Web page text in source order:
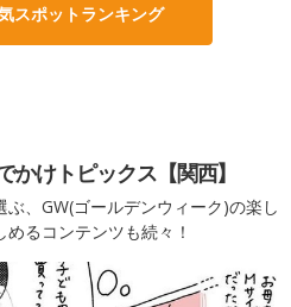
スポットランキング
かけトピックス【関西】
ぶ、GW(ゴールデンウィーク)の楽し
るコンテンツも続々！